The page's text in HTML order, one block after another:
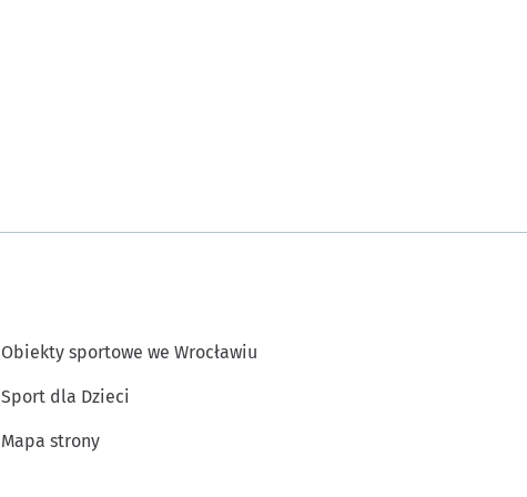
Obiekty sportowe we Wrocławiu
Sport dla Dzieci
Mapa strony